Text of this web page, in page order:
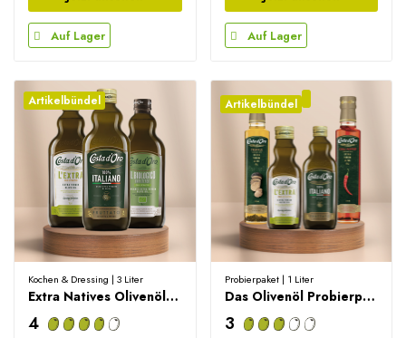
Auf Lager Auf Lager
Artikelbündel
Kochen & Dressing | 3 Liter
Extra Natives Olivenöl Probierbox – 3000ml
4
Artikelbündel
Probierpaket | 1 Liter
Das Olivenöl Probierpaket – 1000ml
3